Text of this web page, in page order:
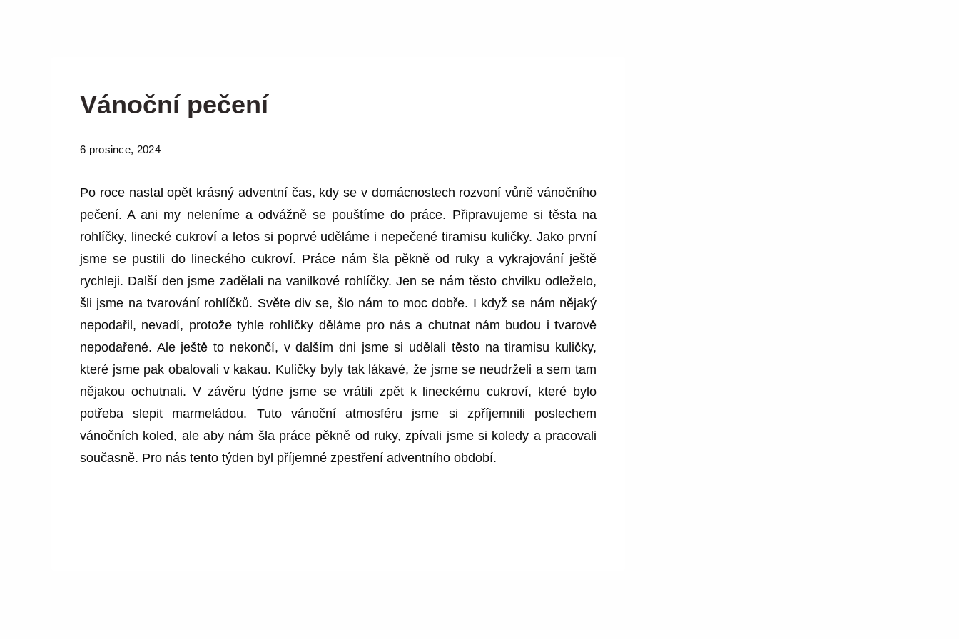
Vánoční pečení
6 prosince, 2024
Po roce nastal opět krásný adventní čas, kdy se v domácnostech rozvoní vůně vánočního
pečení. A ani my neleníme a odvážně se pouštíme do práce. Připravujeme si těsta na
rohlíčky, linecké cukroví a letos si poprvé uděláme i nepečené tiramisu kuličky. Jako první
jsme se pustili do lineckého cukroví. Práce nám šla pěkně od ruky a vykrajování ještě
rychleji. Další den jsme zadělali na vanilkové rohlíčky. Jen se nám těsto chvilku odleželo,
šli jsme na tvarování rohlíčků. Světe div se, šlo nám to moc dobře. I když se nám nějaký
nepodařil, nevadí, protože tyhle rohlíčky děláme pro nás a chutnat nám budou i tvarově
nepodařené. Ale ještě to nekončí, v dalším dni jsme si udělali těsto na tiramisu kuličky,
které jsme pak obalovali v kakau. Kuličky byly tak lákavé, že jsme se neudrželi a sem tam
nějakou ochutnali. V závěru týdne jsme se vrátili zpět k lineckému cukroví, které bylo
potřeba slepit marmeládou. Tuto vánoční atmosféru jsme si zpříjemnili poslechem
vánočních koled, ale aby nám šla práce pěkně od ruky, zpívali jsme si koledy a pracovali
současně. Pro nás tento týden byl příjemné zpestření adventního období.